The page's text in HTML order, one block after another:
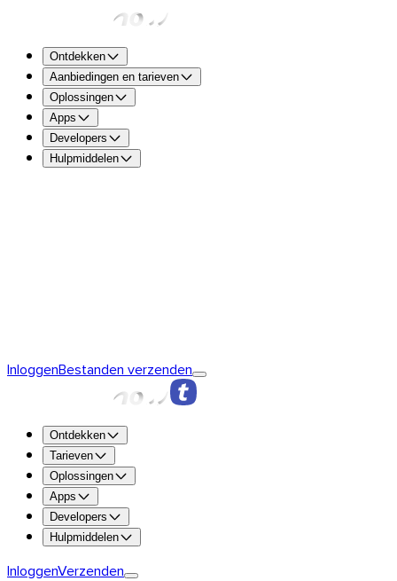
Ontdekken
Aanbiedingen en tarieven
Oplossingen
Apps
Developers
Hulpmiddelen
Probeer Premium
Tot 250 GB per transfer
1 TB opslagruimte
Beschikbaarheid tot 365 dagen
Personalisatie (logo, kleuren)
InloggenBestanden verzenden
Ontdekken
Tarieven
Oplossingen
Apps
Developers
Hulpmiddelen
InloggenVerzenden